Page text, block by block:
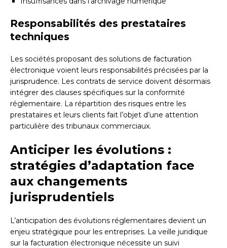
Responsabilités des prestataires
techniques
Les sociétés proposant des solutions de facturation
électronique voient leurs responsabilités précisées par la
jurisprudence. Les contrats de service doivent désormais
intégrer des clauses spécifiques sur la conformité
réglementaire. La répartition des risques entre les
prestataires et leurs clients fait l’objet d’une attention
particulière des tribunaux commerciaux.
Anticiper les évolutions :
stratégies d’adaptation face
aux changements
jurisprudentiels
L’anticipation des évolutions réglementaires devient un
enjeu stratégique pour les entreprises. La veille juridique
sur la facturation électronique nécessite un suivi